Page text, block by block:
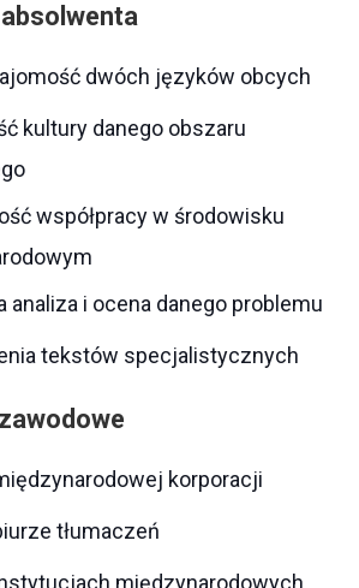
dwóch języków obcych
kultury danego obszaru
współpracy w środowisku
analiza i ocena danego problemu
tekstów specjalistycznych
korporacji
tłumaczeń